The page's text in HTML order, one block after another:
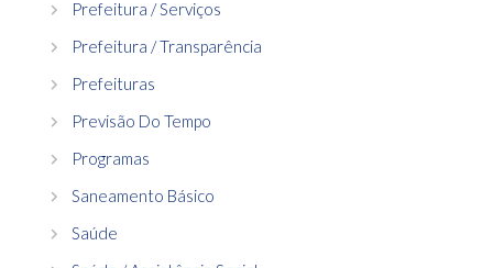
Prefeitura / Serviços
Prefeitura / Transparência
Prefeituras
Previsão Do Tempo
Programas
Saneamento Básico
Saúde